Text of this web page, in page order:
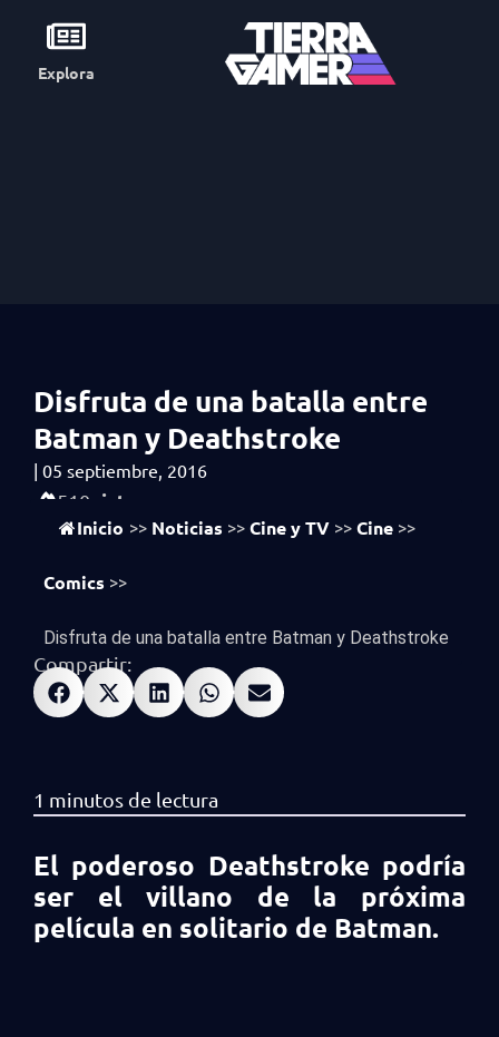
Explora
Disfruta de una batalla entre
Batman y Deathstroke
| 05 septiembre, 2016
510 vistas
Inicio >> Noticias >> Cine y TV >> Cine >>
Comics >>
Disfruta de una batalla entre Batman y Deathstroke
Compartir:
El poderoso Deathstroke podría
ser el villano de la próxima
película en solitario de Batman.